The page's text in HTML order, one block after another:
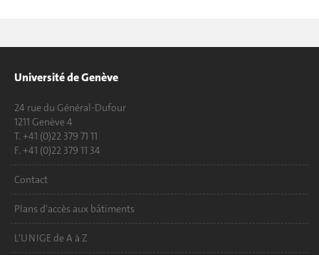
Université de Genève
24 rue du Général-Dufour
1211 Genève 4
T. +41 (0)22 379 71 11
F. +41 (0)22 379 11 34
Contact
Plans d'accès aux bâtiments
L'UNIGE de A à Z